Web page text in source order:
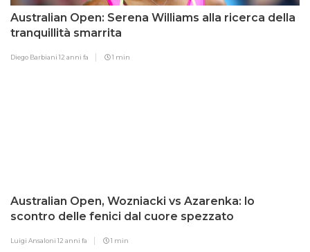
Australian Open: Serena Williams alla ricerca della
tranquillità smarrita
Diego Barbiani12 anni fa 1 min
Australian Open, Wozniacki vs Azarenka: lo
scontro delle fenici dal cuore spezzato
Luigi Ansaloni12 anni fa 1 min